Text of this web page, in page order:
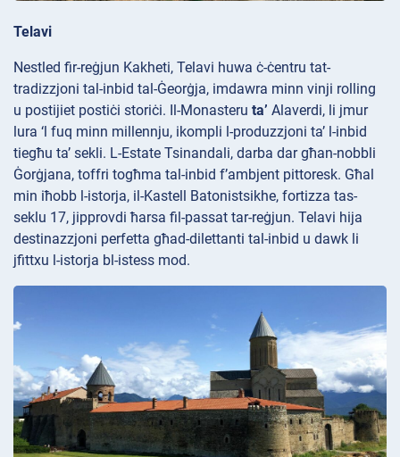
Telavi
Nestled fir-reġjun Kakheti, Telavi huwa ċ-ċentru tat-
tradizzjoni tal-inbid tal-Ġeorġja, imdawra minn vinji rolling
u postijiet postiċi storiċi. Il-Monasteru ta’ Alaverdi, li jmur
lura ‘l fuq minn millennju, ikompli l-produzzjoni ta’ l-inbid
tiegħu ta’ sekli. L-Estate Tsinandali, darba dar għan-nobbli
Ġorġjana, toffri togħma tal-inbid f’ambjent pittoresk. Għal
min iħobb l-istorja, il-Kastell Batonistsikhe, fortizza tas-
seklu 17, jipprovdi ħarsa fil-passat tar-reġjun. Telavi hija
destinazzjoni perfetta għad-dilettanti tal-inbid u dawk li
jfittxu l-istorja bl-istess mod.